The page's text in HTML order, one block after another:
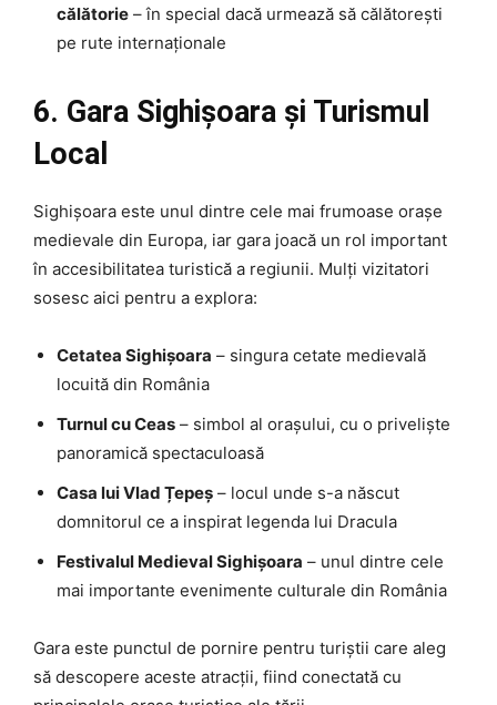
călătorie – în special dacă urmează să călătorești
pe rute internaționale
6. Gara Sighișoara și Turismul
Local
Sighișoara este unul dintre cele mai frumoase orașe
medievale din Europa, iar gara joacă un rol important
în accesibilitatea turistică a regiunii. Mulți vizitatori
sosesc aici pentru a explora:
Cetatea Sighișoara – singura cetate medievală
locuită din România
Turnul cu Ceas – simbol al orașului, cu o priveliște
panoramică spectaculoasă
Casa lui Vlad Țepeș – locul unde s-a născut
domnitorul ce a inspirat legenda lui Dracula
Festivalul Medieval Sighișoara – unul dintre cele
mai importante evenimente culturale din România
Gara este punctul de pornire pentru turiștii care aleg
să descopere aceste atracții, fiind conectată cu